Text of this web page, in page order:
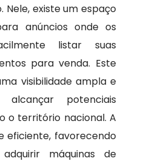
Nele, existe um espaço
anúncios onde os
listar suas
para venda. Este
visibilidade ampla e
potenciais
o território nacional. A
eficiente, favorecendo
máquinas de